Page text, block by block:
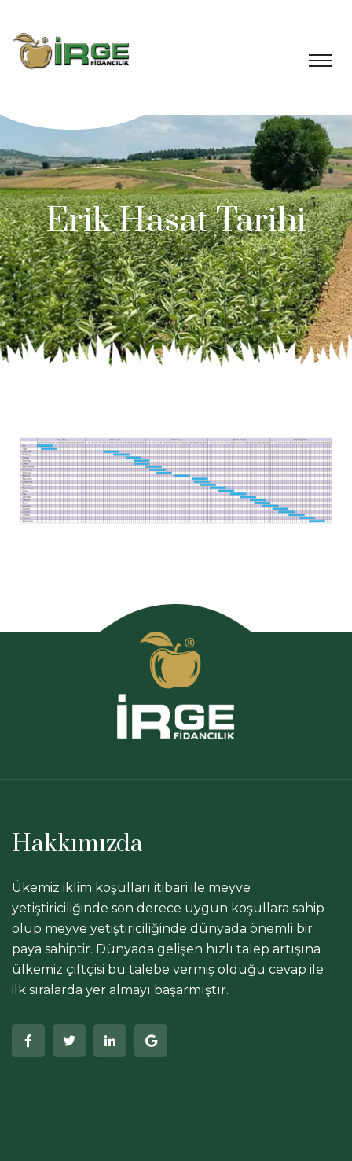
Erik Hasat Tarihi
Hakkımızda
Ükemiz iklim koşulları itibari ile meyve
yetiştiriciliğinde son derece uygun koşullara sahip
olup meyve yetiştiriciliğinde dünyada önemli bir
paya sahiptir. Dünyada gelişen hızlı talep artışına
ülkemiz çiftçisi bu talebe vermiş olduğu cevap ile
ilk sıralarda yer almayı başarmıştır.